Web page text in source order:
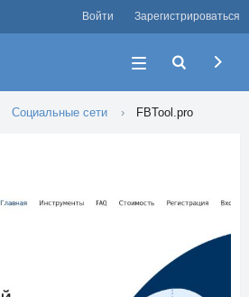
Войти Зарегистрироваться
Социальные сети FBTool.pro